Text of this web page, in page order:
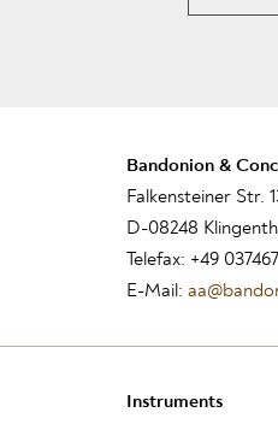
Bandonion &
Falkensteiner Str.
D-08248
Telefax: +49
E-Mail:
Instruments